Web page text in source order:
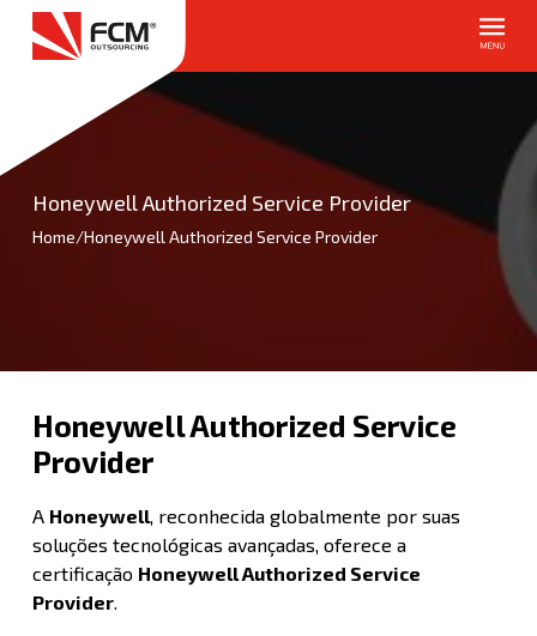
Honeywell Authorized Service Provider
Home/Honeywell Authorized Service Provider
Honeywell Authorized Service
Provider
A Honeywell, reconhecida globalmente por suas
soluções tecnológicas avançadas, oferece a
certificação Honeywell Authorized Service
Provider.